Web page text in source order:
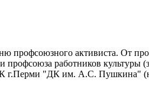
профсоюзного активиста. От
работников культуры
г.Перми "ДК им. А.С. Пушкина"